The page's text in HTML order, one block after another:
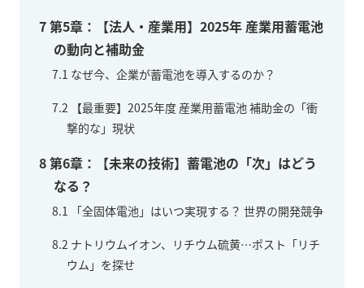
7第5章：【法人・産業用】2025年 産業用蓄電池
の動向と補助金
7.1 なぜ今、企業が蓄電池を導入するのか？
7.2 【最重要】2025年度 産業用蓄電池 補助金の「衝
撃的な」現状
8第6章：【未来の技術】蓄電池の「次」はどう
なる？
8.1 「全固体電池」はいつ実現する？ 世界の開発競争
8.2 ナトリウムイオン、リチウム硫黄…ポスト「リチ
ウム」を探せ